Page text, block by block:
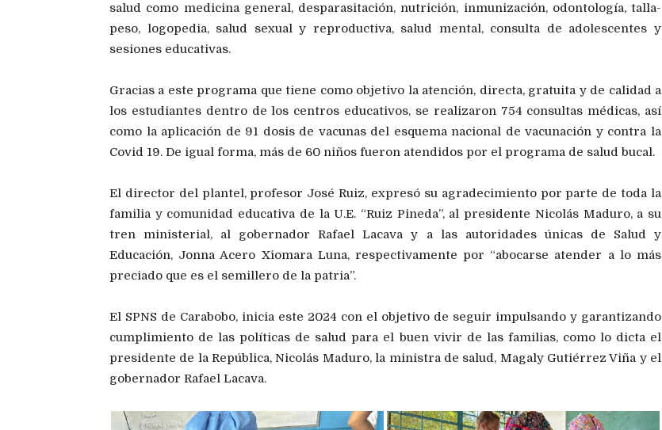
salud como medicina general, desparasitación, nutrición, inmunización, odontología, talla-
peso, logopedia, salud sexual y reproductiva, salud mental, consulta de adolescentes y
sesiones educativas.
Gracias a este programa que tiene como objetivo la atención, directa, gratuita y de calidad a
los estudiantes dentro de los centros educativos, se realizaron 754 consultas médicas, así
como la aplicación de 91 dosis de vacunas del esquema nacional de vacunación y contra la
Covid 19. De igual forma, más de 60 niños fueron atendidos por el programa de salud bucal.
El director del plantel, profesor José Ruiz, expresó su agradecimiento por parte de toda la
familia y comunidad educativa de la U.E. “Ruiz Pineda”, al presidente Nicolás Maduro, a su
tren ministerial, al gobernador Rafael Lacava y a las autoridades únicas de Salud y
Educación, Jonna Acero Xiomara Luna, respectivamente por “abocarse atender a lo más
preciado que es el semillero de la patria”.
El SPNS de Carabobo, inicia este 2024 con el objetivo de seguir impulsando y garantizando
cumplimiento de las políticas de salud para el buen vivir de las familias, como lo dicta el
presidente de la República, Nicolás Maduro, la ministra de salud, Magaly Gutiérrez Viña y el
gobernador Rafael Lacava.